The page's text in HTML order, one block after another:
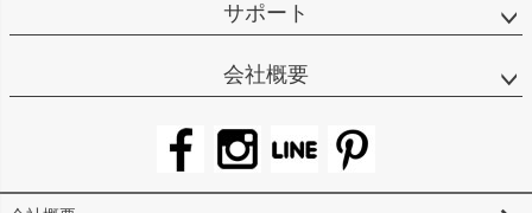
サポート
会社概要